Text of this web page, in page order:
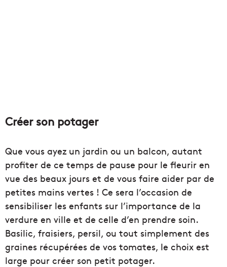
Créer son potager
Que vous ayez un jardin ou un balcon, autant
profiter de ce temps de pause pour le fleurir en
vue des beaux jours et de vous faire aider par de
petites mains vertes ! Ce sera l’occasion de
sensibiliser les enfants sur l’importance de la
verdure en ville et de celle d’en prendre soin.
Basilic, fraisiers, persil, ou tout simplement des
graines récupérées de vos tomates, le choix est
large pour créer son petit potager.